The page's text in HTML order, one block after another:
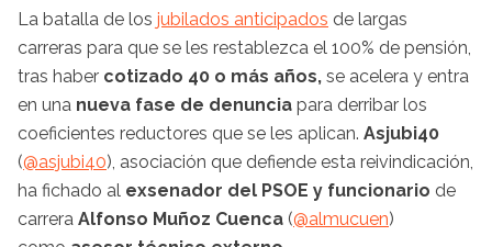
La batalla de los jubilados anticipados de largas
carreras para que se les restablezca el 100% de pensión,
tras haber cotizado 40 o más años, se acelera y entra
en una nueva fase de denuncia para derribar los
coeficientes reductores que se les aplican. Asjubi40
(@asjubi40), asociación que defiende esta reivindicación,
ha fichado al exsenador del PSOE y funcionario de
carrera Alfonso Muñoz Cuenca (@almucuen)